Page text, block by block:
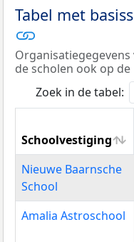
Tabel met
Organisatiegegevens
de scholen ook op de
Zoek in de tabel:
Schoolvestiging
Schoolvestiging
Nieuwe Baarnsche
School
Amalia Astroschool